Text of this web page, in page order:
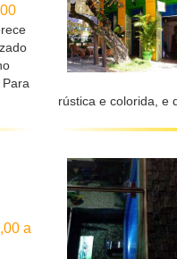
rústica e colorida, e
a